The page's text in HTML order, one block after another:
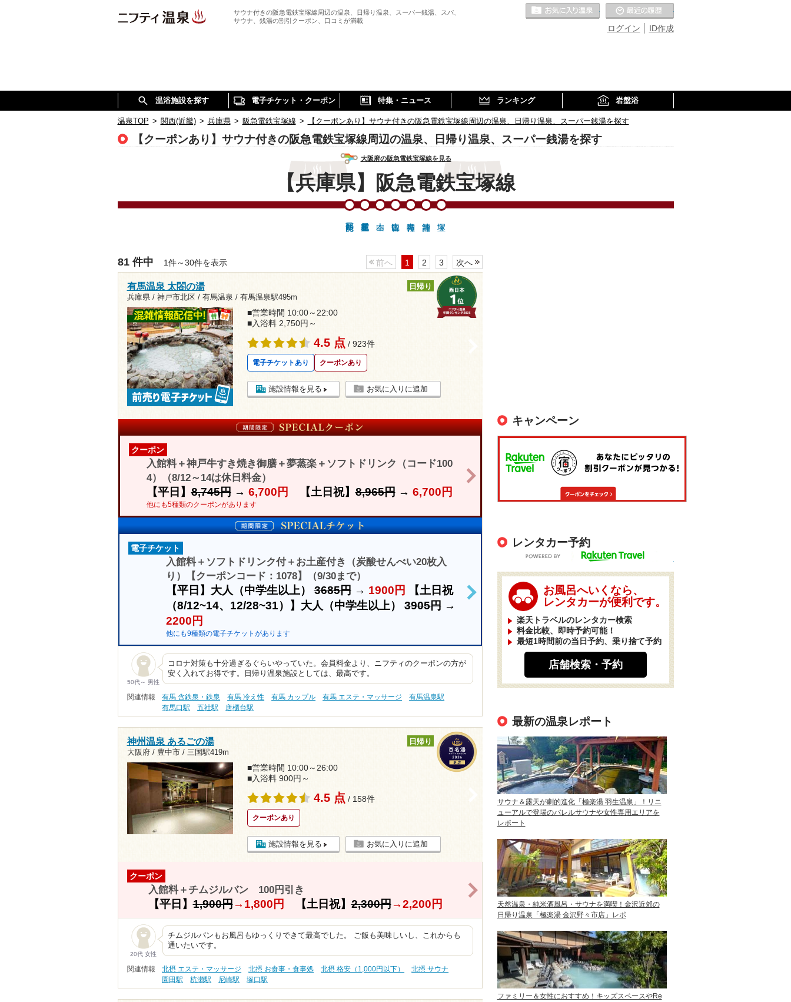
サウナ付きの阪急電鉄宝塚線周辺の温泉、日帰り温泉、スーパー銭湯、スパ、
サウナ、銭湯の割引クーポン、口コミが満載
ID作成
ログイン
お気に入りの温泉
温浴施設を探す 電子チケット・クーポン 特集・ニュース ランキング 岩盤浴
温泉TOP > 関西(近畿) > 兵庫県 > 阪急電鉄宝塚線 > 【クーポンあり】サウナ付きの阪急電鉄宝塚線周辺の温泉、日帰り温泉、スーパー銭湯を探す
【クーポンあり】サウナ付きの阪急電鉄宝塚線周辺の温泉、日帰り温泉、スーパー銭湯を探す
大阪府の阪急電鉄宝塚線を見る
【兵庫県】阪急電鉄宝塚線
81 件中 1件～30件を表示 前へ 1 2 3 次へ
有馬温泉 太閤の湯
兵庫県 / 神戸市北区 / 有馬温泉 / 有馬温泉駅495m
日帰り
■営業時間 10:00～22:00
■入浴料 2,750円～
4.5 点 / 923件
電子チケットあり クーポンあり
施設情報を見る お気に入りに追加
クーポン
入館料＋神戸牛すき焼き御膳＋夢蒸楽＋ソフトドリンク（コード100
4）（8/12～14は休日料金）
【平日】8,745円→ 6,700円 【土日祝】8,965円→ 6,700円
他にも5種類のクーポンがあります
電子チケット
入館料＋ソフトドリンク付＋お土産付き（炭酸せんべい20枚入
り）【クーポンコード：1078】（9/30まで）
【平日】大人（中学生以上）3685円→ 1900円
【土日祝
（8/12~14、12/28~31）】大人（中学生以上）3905円→
2200円
他にも9種類の電子チケットがあります
>
50代～ 男性
コロナ対策も十分過ぎるぐらいやっていた。会員料金より、ニフティのクーポンの方が
安く入れてお得です。日帰り温泉施設としては、最高です。
関連情報 有馬 含鉄泉・鉄泉 有馬 冷え性 有馬 カップル 有馬 エステ・マッサージ
有馬温泉駅
有馬口駅
五社駅 唐櫃台駅
神州温泉 あるごの湯
大阪府 / 豊中市 / 三国駅419m
日帰り
■営業時間 10:00～26:00
■入浴料 900円～
4.5 点 / 158件
クーポンあり
施設情報を見る お気に入りに追加
クーポン
入館料＋チムジルバン 100円引き
【平日】1,900円→ 1,800円 【土日祝】2,300円→2,200円
20代 女性
チムジルバンもお風呂もゆっくりできて最高でした。 ご飯も美味しいし、これからも
通いたいです。
関連情報 北摂 エステ・マッサージ 北摂 お食事・食事処 北摂 格安（1,000円以下）
北摂 サウナ
園田駅
杭瀬駅 尼崎駅 塚口駅
キャンペーン
レンタカー予約
お風呂へいくなら、
レンタカーが便利です。
楽天トラベルのレンタカー検索
料金比較、即時予約可能！
最短1時間前の当日予約、乗り捨て予約
店舗検索・予約
最新の温泉レポート
サウナ＆露天が劇的進化「極楽湯 羽生温泉」！リニ
ューアルで登場のバレルサウナや女性専用エリアを
レポート
天然温泉・純米酒風呂・サウナを満喫！金沢近郊の
日帰り温泉「極楽湯 金沢野々市店」レポ
ファミリー＆女性におすすめ！キッズスペースやRe